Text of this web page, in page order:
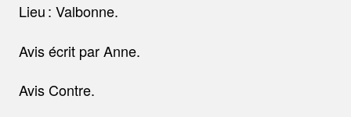
Lieu : Valbonne.
Avis écrit par Anne.
Avis Contre.